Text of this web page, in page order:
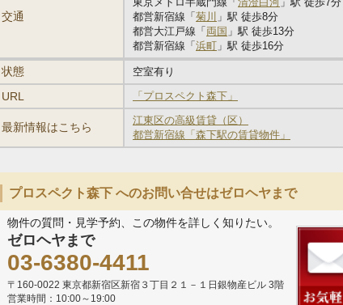
交通
都営新宿線「 菊川 」駅 徒歩8分
都営大江戸線「 両国 」駅 徒歩13分
都営新宿線「 浜町 」駅 徒歩16分
状態 空室有り
URL 「プロスペクト森下」
最新情報はこちら
江東区の高級賃貸（区）
都営新宿線「森下駅の賃貸物件」
プロスペクト森下 へのお問い合せはゼロヘヤまで
物件の質問・見学予約、この物件を詳しく知りたい。
ゼロヘヤまで
03-6380-4411
〒160-0022 東京都新宿区新宿３丁目２１－１日銀物産ビル 3階
営業時間：10:00～19:00